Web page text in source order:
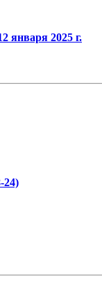
января 2025 г.
24)